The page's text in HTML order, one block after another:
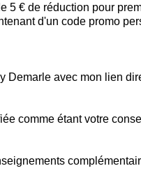
5 € de réduction pour
d'un code promo
Demarle avec mon lien
comme étant votre